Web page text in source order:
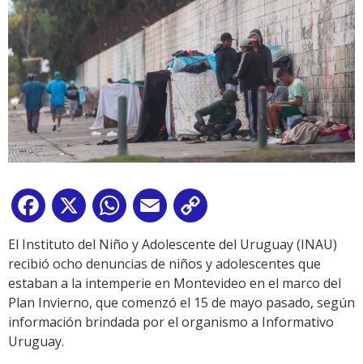
Facebook
X WhatsApp
Email
Link
El Instituto del Niño y Adolescente del Uruguay (INAU)
recibió ocho denuncias de niños y adolescentes que
estaban a la intemperie en Montevideo en el marco del
Plan Invierno, que comenzó el 15 de mayo pasado, según
información brindada por el organismo a Informativo
Uruguay.